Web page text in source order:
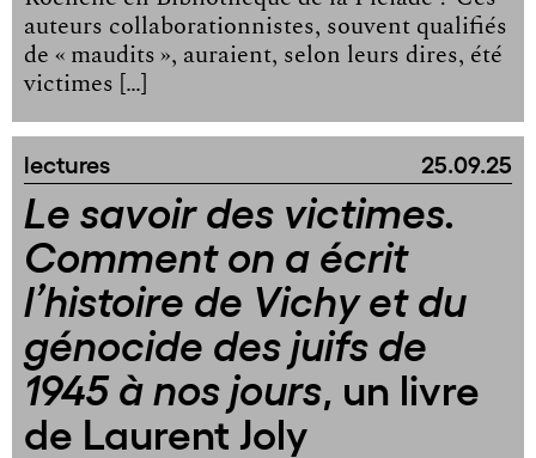
auteurs collaborationnistes, souvent qualifiés
de « maudits », auraient, selon leurs dires, été
victimes […]
lectures 25.09.25
Le savoir des victimes.
Comment on a écrit
l’histoire de Vichy et du
génocide des juifs de
1945 à nos jours, un livre
de Laurent Joly